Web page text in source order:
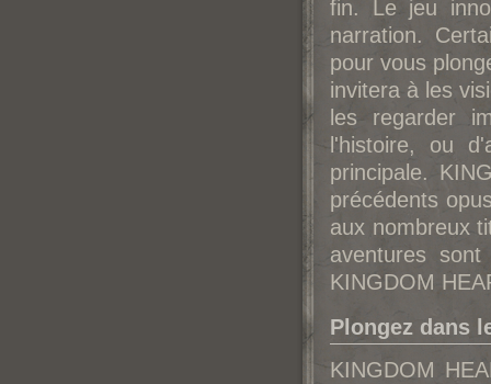
fin. Le jeu
narration.
pour vous
invitera à les
les regarder
l'histoire, ou
principale.
précédents
aux nombreux
aventures
KINGDOM
Plongez dans
KINGDOM